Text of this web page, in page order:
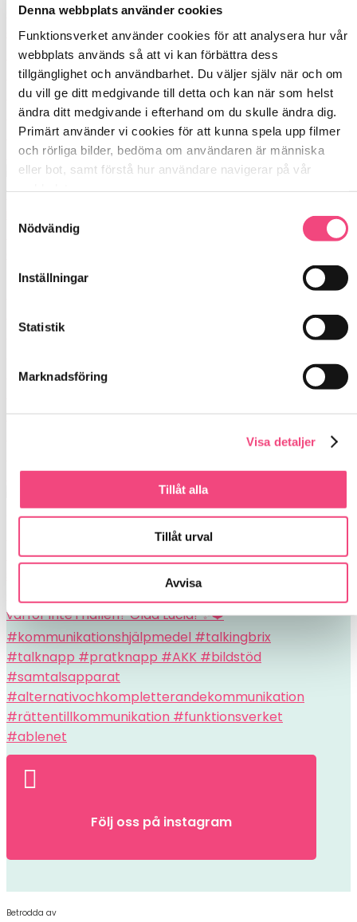
Denna webbplats använder cookies
Funktionsverket använder cookies för att analysera hur vår
webbplats används så att vi kan förbättra dess
tillgänglighet och användbarhet. Du väljer själv när och om
du vill ge ditt medgivande till detta och kan när som helst
ändra ditt medgivande i efterhand om du skulle ändra dig.
Primärt använder vi cookies för att kunna spela upp filmer
och rörliga bilder, bedöma om användaren är människa
eller bot, samt förstå hur användare navigerar på vår
Nödvändig
Inställningar
Statistik
Marknadsföring
Visa detaljer
Tillåt alla
Tillåt urval
Avvisa
Under helgerna kan de vara extra bra med
tydliga o
TalkingBrix i två storlekar är så enkla och genial

Följ oss på instagram
Betrodda av